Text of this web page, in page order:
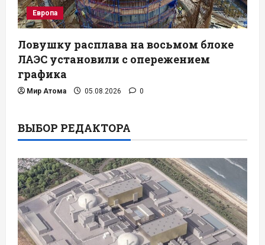
Европа
Ловушку расплава на восьмом блоке
ЛАЭС установили с опережением
графика
Мир Атома 05.08.2026 0
ВЫБОР РЕДАКТОРА